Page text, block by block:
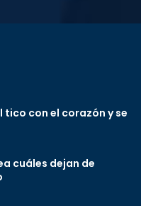
tico con el corazón y se
cuáles dejan de